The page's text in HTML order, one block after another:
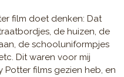
film doet denken: Dat
de huizen, de
de schooluniformpjes
Dit waren voor mij
Potter films gezien heb, en